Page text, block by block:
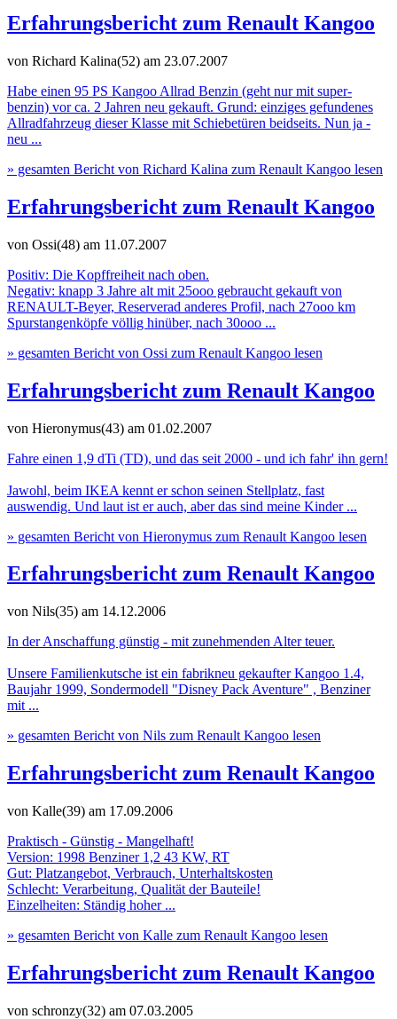
Erfahrungsbericht zum Renault Kangoo
von Richard Kalina(52) am 23.07.2007
Habe einen 95 PS Kangoo Allrad Benzin (geht nur mit super-
benzin) vor ca. 2 Jahren neu gekauft. Grund: einziges gefundenes
Allradfahrzeug dieser Klasse mit Schiebetüren beidseits. Nun ja -
neu ...
» gesamten Bericht von Richard Kalina zum Renault Kangoo lesen
Erfahrungsbericht zum Renault Kangoo
von Ossi(48) am 11.07.2007
Positiv: Die Kopffreiheit nach oben.
Negativ: knapp 3 Jahre alt mit 25ooo gebraucht gekauft von
RENAULT-Beyer, Reserverad anderes Profil, nach 27ooo km
Spurstangenköpfe völlig hinüber, nach 30ooo ...
» gesamten Bericht von Ossi zum Renault Kangoo lesen
Erfahrungsbericht zum Renault Kangoo
von Hieronymus(43) am 01.02.2007
Fahre einen 1,9 dTi (TD), und das seit 2000 - und ich fahr' ihn gern!
Jawohl, beim IKEA kennt er schon seinen Stellplatz, fast
auswendig. Und laut ist er auch, aber das sind meine Kinder ...
» gesamten Bericht von Hieronymus zum Renault Kangoo lesen
Erfahrungsbericht zum Renault Kangoo
von Nils(35) am 14.12.2006
In der Anschaffung günstig - mit zunehmenden Alter teuer.
Unsere Familienkutsche ist ein fabrikneu gekaufter Kangoo 1.4,
Baujahr 1999, Sondermodell "Disney Pack Aventure" , Benziner
mit ...
» gesamten Bericht von Nils zum Renault Kangoo lesen
Erfahrungsbericht zum Renault Kangoo
von Kalle(39) am 17.09.2006
Praktisch - Günstig - Mangelhaft!
Version: 1998 Benziner 1,2 43 KW, RT
Gut: Platzangebot, Verbrauch, Unterhaltskosten
Schlecht: Verarbeitung, Qualität der Bauteile!
Einzelheiten: Ständig hoher ...
» gesamten Bericht von Kalle zum Renault Kangoo lesen
Erfahrungsbericht zum Renault Kangoo
von schronzy(32) am 07.03.2005